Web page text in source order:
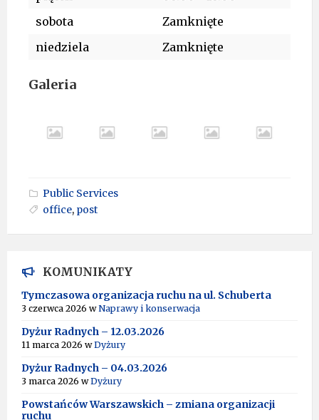
sobota
Zamknięte
niedziela
Zamknięte
Galeria
Public Services
office, post
KOMUNIKATY
Tymczasowa organizacja ruchu na ul. Schuberta
3 czerwca 2026 wNaprawy i konserwacja
Dyżur Radnych – 12.03.2026
11 marca 2026 wDyżury
Dyżur Radnych – 04.03.2026
3 marca 2026 wDyżury
Powstańców Warszawskich – zmiana organizacji
ruchu